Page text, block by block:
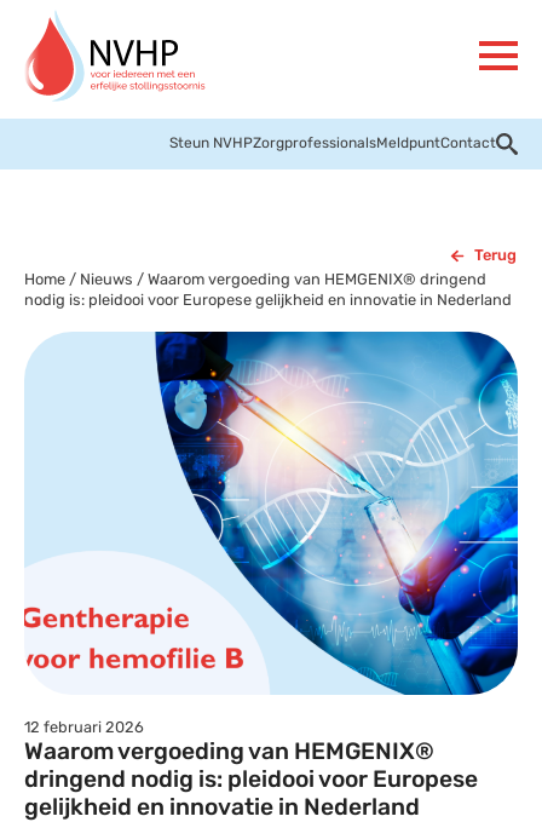
Steun NVHPZorgprofessionalsMeldpuntContact
Terug
Home / Nieuws / Waarom vergoeding van HEMGENIX® dringend
nodig is: pleidooi voor Europese gelijkheid en innovatie in Nederland
12 februari 2026
Waarom vergoeding van HEMGENIX®
dringend nodig is: pleidooi voor Europese
gelijkheid en innovatie in Nederland